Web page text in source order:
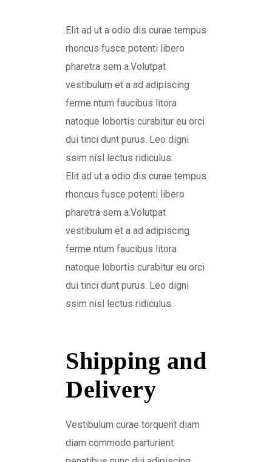
Elit ad ut a odio dis curae tempus
rhoncus fusce potenti libero
pharetra sem a.Volutpat
vestibulum et a ad adipiscing
ferme ntum faucibus litora
natoque lobortis curabitur eu orci
dui tinci dunt purus. Leo digni
ssim nisl lectus ridiculus.
Elit ad ut a odio dis curae tempus
rhoncus fusce potenti libero
pharetra sem a.Volutpat
vestibulum et a ad adipiscing
ferme ntum faucibus litora
natoque lobortis curabitur eu orci
dui tinci dunt purus. Leo digni
ssim nisl lectus ridiculus.
Shipping and
Delivery
Vestibulum curae torquent diam
diam commodo parturient